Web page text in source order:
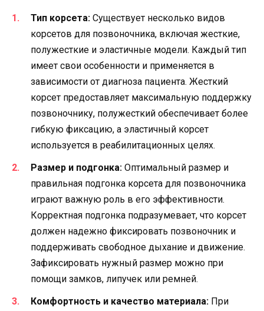
Тип корсета: Существует несколько видов
корсетов для позвоночника, включая жесткие,
полужесткие и эластичные модели. Каждый тип
имеет свои особенности и применяется в
зависимости от диагноза пациента. Жесткий
корсет предоставляет максимальную поддержку
позвоночнику, полужесткий обеспечивает более
гибкую фиксацию, а эластичный корсет
используется в реабилитационных целях.
Размер и подгонка: Оптимальный размер и
правильная подгонка корсета для позвоночника
играют важную роль в его эффективности.
Корректная подгонка подразумевает, что корсет
должен надежно фиксировать позвоночник и
поддерживать свободное дыхание и движение.
Зафиксировать нужный размер можно при
помощи замков, липучек или ремней.
Комфортность и качество материала: При